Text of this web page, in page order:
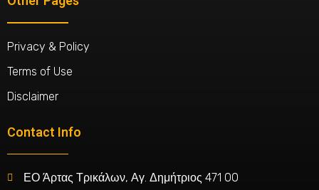
Privacy & Policy
Terms of Use
Disclaimer
Contact Info
ΕΟ Άρτας Τρικάλων, Αγ. Δημήτριος 471 00